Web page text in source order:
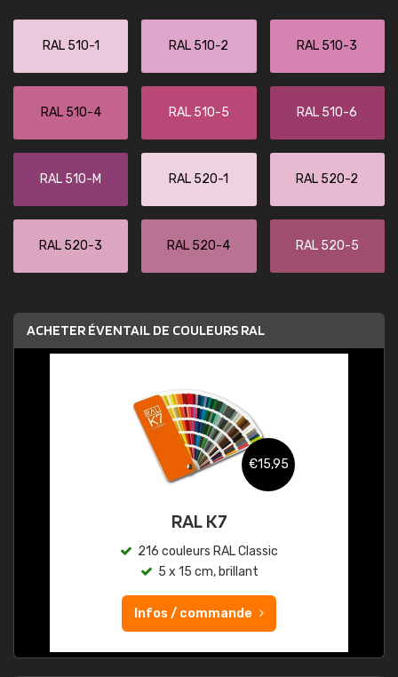
RAL 510-1 RAL 510-2 RAL 510-3
RAL 510-4 RAL 510-5 RAL 510-6
RAL 510-M RAL 520-1 RAL 520-2
RAL 520-3 RAL 520-4 RAL 520-5
ACHETER ÉVENTAIL DE COULEURS RAL
€15,95
RAL K7
216 couleurs RAL Classic
5 x 15 cm, brillant
Infos / commande